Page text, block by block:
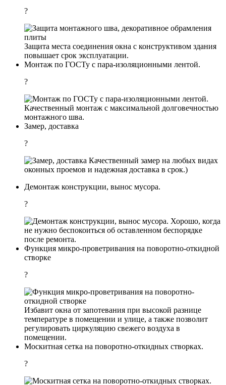
?
Защита места соединения окна с конструктивом здания
повышает срок эксплуатации.
Монтаж по ГОСТу с пара-изоляционными лентой.
?
Качественный монтаж с максимальной долговечностью
монтажного шва.
Замер, доставка
?
Качественный замер на любых видах
оконных проемов и надежная доставка в срок.)
Демонтаж конструкции, вынос мусора.
?
Хорошо, когда
не нужно беспокоиться об оставленном беспорядке
после ремонта.
Функция микро-проветривания на поворотно-откидной
створке
?
Избавит окна от запотевания при высокой разнице
температуре в помещении и улице, а также позволит
регулировать циркуляцию свежего воздуха в
помещении.
Москитная сетка на поворотно-откидных створках.
?